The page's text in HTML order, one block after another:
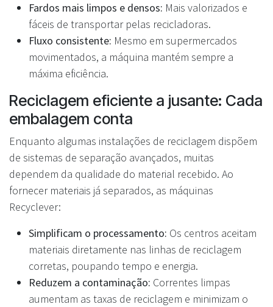
Fardos mais limpos e densos: Mais valorizados e
fáceis de transportar pelas recicladoras.
Fluxo consistente: Mesmo em supermercados
movimentados, a máquina mantém sempre a
máxima eficiência.
Reciclagem eficiente a jusante: Cada
embalagem conta
Enquanto algumas instalações de reciclagem dispõem
de sistemas de separação avançados, muitas
dependem da qualidade do material recebido. Ao
fornecer materiais já separados, as máquinas
Recyclever:
Simplificam o processamento: Os centros aceitam
materiais diretamente nas linhas de reciclagem
corretas, poupando tempo e energia.
Reduzem a contaminação: Correntes limpas
aumentam as taxas de reciclagem e minimizam o